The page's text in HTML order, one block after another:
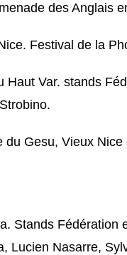
des Anglais
Festival de la
Var. stands
Gesu, Vieux
Stands
Nasarre,